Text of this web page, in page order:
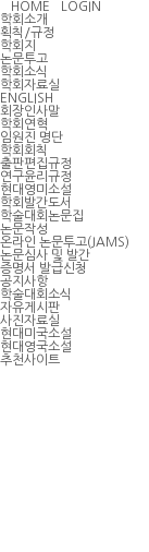
HOME
LOGIN
학회소개
획칙/규정
학회지
논문투고
학회소식
학회자료실
ENGLISH
회장인사말
학회연혁
임원진 명단
학회회칙
출판편집규정
연구윤리규정
현대영미소설
학회발간도서
학술대회논문집
논문작성
온라인 논문투고(JAMS)
논문심사 및 발간
증명서 발급신청
공지사항
학술대회소식
자유게시판
사진자료실
현대미국소설
현대영국소설
추천사이트